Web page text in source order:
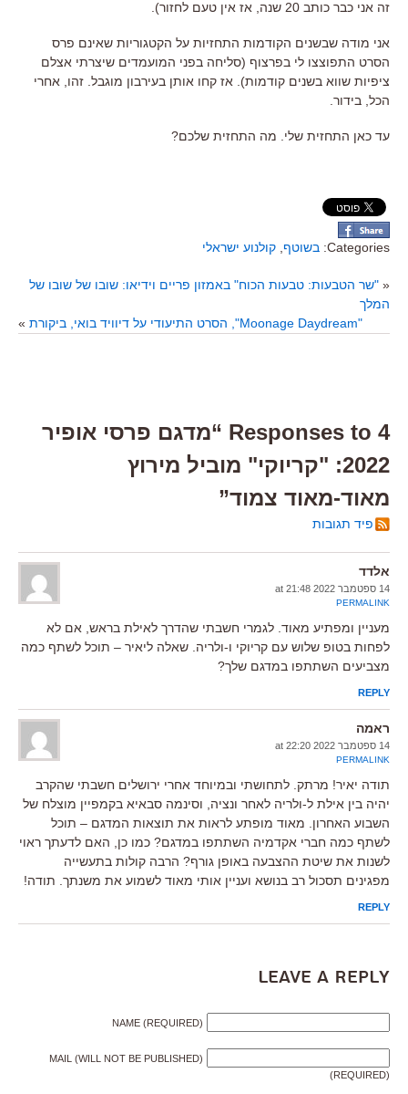
זה אני כבר כותב 20 שנה, אז אין טעם לחזור).
אני מודה שבשנים הקודמות התחזיות על הקטגוריות שאינם פרס
הסרט התפוצצו לי בפרצוף (סליחה בפני המועמדים שיצרתי אצלם
ציפיות שווא בשנים קודמות). אז קחו אותן בעירבון מוגבל. זהו, אחרי
הכל, בידור.
עד כאן התחזית שלי. מה התחזית שלכם?
Categories: בשוטף קולנוע ישראלי
« "שר הטבעות: טבעות הכוח" באמזון פריים וידיאו: שובו של שובו של
המלך
"Moonage Daydream", הסרט התיעודי על דיוויד בואי, ביקורת
»
4 Responses to “מדגם פרסי אופיר
2022: "קריוקי" מוביל מירוץ
מאוד-מאוד צמוד”
פיד תגובות
אלדד
14 ספטמבר 2022 at 21:48
PERMALINK
מעניין ומפתיע מאוד. לגמרי חשבתי שהדרך לאילת בראש, אם לא
לפחות בטופ שלוש עם קריוקי ו-ולריה. שאלה ליאיר – תוכל לשתף כמה
מצביעים השתתפו במדגם שלך?
REPLY
ראמה
14 ספטמבר 2022 at 22:20
PERMALINK
תודה יאיר! מרתק. לתחושתי ובמיוחד אחרי ירושלים חשבתי שהקרב
יהיה בין אילת ל-ולריה לאחר ונציה, וסינמה סבאיא בקמפיין מוצלח של
השבוע האחרון. מאוד מופתע לראות את תוצאות המדגם – תוכל
לשתף כמה חברי אקדמיה השתתפו במדגם? כמו כן, האם לדעתך ראוי
לשנות את שיטת ההצבעה באופן גורף? הרבה קולות בתעשייה
מפגינים תסכול רב בנושא ועניין אותי מאוד לשמוע את משנתך. תודה!
REPLY
Leave a Reply
NAME (REQUIRED)
MAIL (WILL NOT BE PUBLISHED)
(REQUIRED)